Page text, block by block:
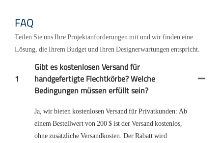
FAQ
Teilen Sie uns Ihre Projektanforderungen mit und wir finden eine
Lösung, die Ihrem Budget und Ihren Designerwartungen entspricht.
1
Gibt es kostenlosen Versand für
handgefertigte Flechtkörbe? Welche
Bedingungen müssen erfüllt sein?
Ja, wir bieten kostenlosen Versand für Privatkunden: Ab
einem Bestellwert von 200 $ ist der Versand kostenlos,
ohne zusätzliche Versandkosten. Der Rabatt wird